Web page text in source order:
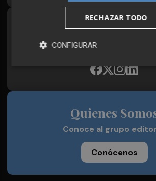
Síguenos en
Plaza Podcast, desde
Quienes
Conoce al grupo
Conócenos
RECHAZAR TODO
CONFIGURAR